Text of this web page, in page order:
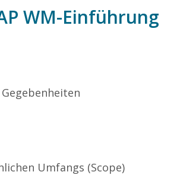
WM-Einführung
Umfangs (Scope)